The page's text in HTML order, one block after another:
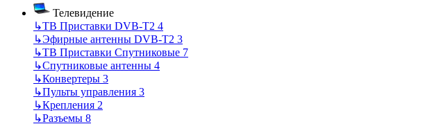
Телевидение
↳ТВ Приставки DVB-T2 4
↳Эфирные антенны DVB-T2 3
↳ТВ Приставки Спутниковые 7
↳Спутниковые антенны 4
↳Конвертеры 3
↳Пульты управления 3
↳Крепления 2
↳Разъемы 8